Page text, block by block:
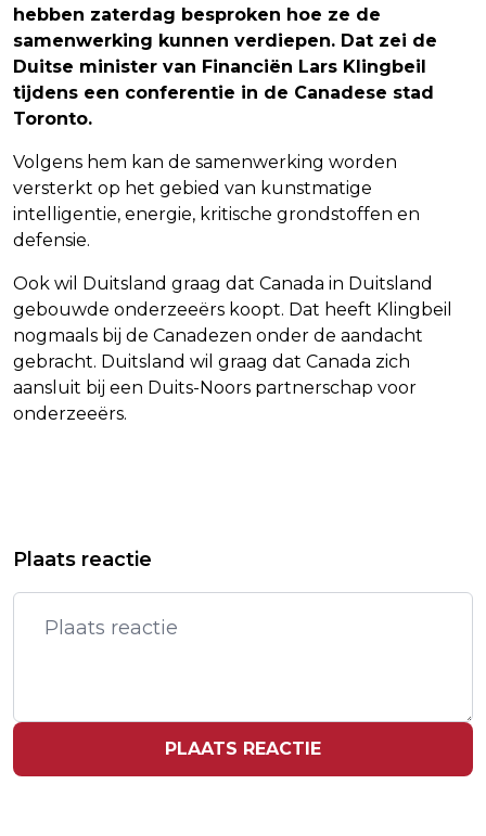
hebben zaterdag besproken hoe ze de
samenwerking kunnen verdiepen. Dat zei de
Duitse minister van Financiën Lars Klingbeil
tijdens een conferentie in de Canadese stad
Toronto.
Volgens hem kan de samenwerking worden
versterkt op het gebied van kunstmatige
intelligentie, energie, kritische grondstoffen en
defensie.
Ook wil Duitsland graag dat Canada in Duitsland
gebouwde onderzeeërs koopt. Dat heeft Klingbeil
nogmaals bij de Canadezen onder de aandacht
gebracht. Duitsland wil graag dat Canada zich
aansluit bij een Duits-Noors partnerschap voor
onderzeeërs.
MIAMI OVER IRAN
HONDIUS AANGEKOMEN BIJ TENERIFE
Plaats reactie
PLAATS REACTIE